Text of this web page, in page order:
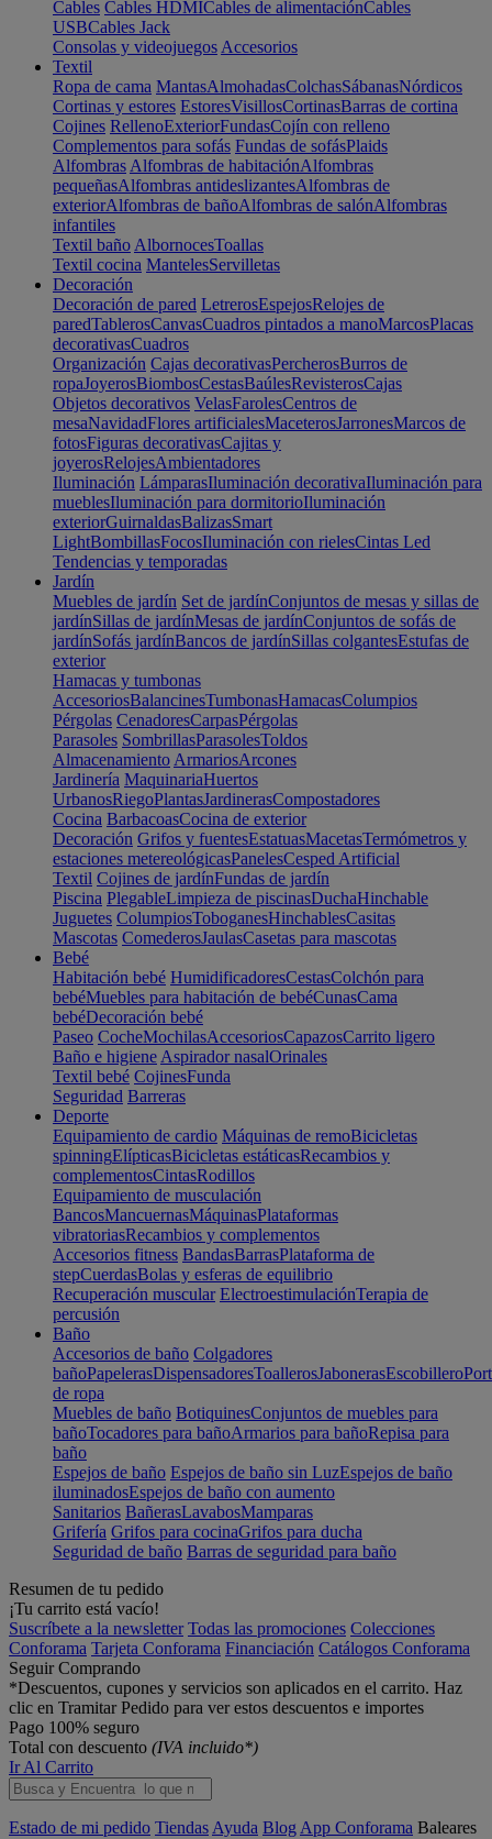
Cables Cables HDMICables de alimentaciónCables
USBCables Jack
Consolas y videojuegos Accesorios
Textil
Ropa de cama MantasAlmohadasColchasSábanasNórdicos
Cortinas y estores EstoresVisillosCortinasBarras de cortina
Cojines RellenoExteriorFundasCojín con relleno
Complementos para sofás Fundas de sofásPlaids
Alfombras Alfombras de habitaciónAlfombras
pequeñasAlfombras antideslizantesAlfombras de
exteriorAlfombras de bañoAlfombras de salónAlfombras
infantiles
Textil baño AlbornocesToallas
Textil cocina MantelesServilletas
Decoración
Decoración de pared LetrerosEspejosRelojes de
paredTablerosCanvasCuadros pintados a manoMarcosPlacas
decorativasCuadros
Organización Cajas decorativasPercherosBurros de
ropaJoyerosBiombosCestasBaúlesRevisterosCajas
Objetos decorativos VelasFarolesCentros de
mesaNavidadFlores artificialesMaceterosJarronesMarcos de
fotosFiguras decorativasCajitas y
joyerosRelojesAmbientadores
Iluminación LámparasIluminación decorativaIluminación para
mueblesIluminación para dormitorioIluminación
exteriorGuirnaldasBalizasSmart
LightBombillasFocosIluminación con rielesCintas Led
Tendencias y temporadas
Jardín
Muebles de jardín Set de jardínConjuntos de mesas y sillas de
jardínSillas de jardínMesas de jardínConjuntos de sofás de
jardínSofás jardínBancos de jardínSillas colgantesEstufas de
exterior
Hamacas y tumbonas
AccesoriosBalancinesTumbonasHamacasColumpios
Pérgolas CenadoresCarpasPérgolas
Parasoles SombrillasParasolesToldos
Almacenamiento ArmariosArcones
Jardinería MaquinariaHuertos
UrbanosRiegoPlantasJardinerasCompostadores
Cocina BarbacoasCocina de exterior
Decoración Grifos y fuentesEstatuasMacetasTermómetros y
estaciones metereológicasPanelesCesped Artificial
Textil Cojines de jardínFundas de jardín
Piscina PlegableLimpieza de piscinasDuchaHinchable
Juguetes ColumpiosToboganesHinchablesCasitas
Mascotas ComederosJaulasCasetas para mascotas
Bebé
Habitación bebé HumidificadoresCestasColchón para
bebéMuebles para habitación de bebéCunasCama
bebéDecoración bebé
Paseo CocheMochilasAccesoriosCapazosCarrito ligero
Baño e higiene Aspirador nasalOrinales
Textil bebé CojinesFunda
Seguridad Barreras
Deporte
Equipamiento de cardio Máquinas de remoBicicletas
spinningElípticasBicicletas estáticasRecambios y
complementosCintasRodillos
Equipamiento de musculación
BancosMancuernasMáquinasPlataformas
vibratoriasRecambios y complementos
Accesorios fitness BandasBarrasPlataforma de
stepCuerdasBolas y esferas de equilibrio
Recuperación muscular ElectroestimulaciónTerapia de
percusión
Baño
Accesorios de baño Colgadores
bañoPapelerasDispensadoresToallerosJabonerasEscobillero
de ropa
Muebles de baño BotiquinesConjuntos de muebles para
bañoTocadores para bañoArmarios para bañoRepisa para
baño
Espejos de baño Espejos de baño sin LuzEspejos de baño
iluminadosEspejos de baño con aumento
Sanitarios BañerasLavabosMamparas
Grifería Grifos para cocinaGrifos para ducha
Seguridad de baño Barras de seguridad para baño
Resumen de tu pedido
¡Tu carrito está vacío!
Suscríbete a la newsletter Todas las promociones Colecciones
Conforama Tarjeta Conforama Financiación Catálogos Conforama
Seguir Comprando
*Descuentos, cupones y servicios son aplicados en el carrito. Haz
clic en Tramitar Pedido para ver estos descuentos e importes
Pago 100% seguro
Total con descuento (IVA incluido*)
Ir Al Carrito
Estado de mi pedido Tiendas Ayuda Blog App Conforama Baleares